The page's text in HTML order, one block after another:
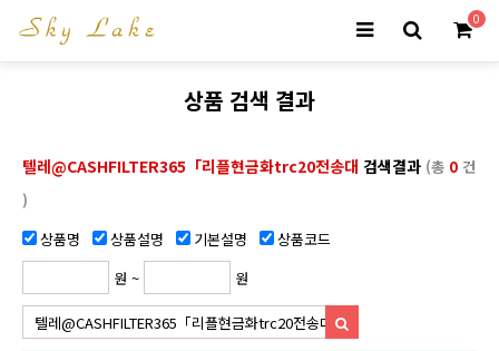
0
상품 검색 결과
텔레@CASHFILTER365「리플현금화trc20전송대 검색결과 (총 0 건
)
상품명
상품설명 기본설명
상품코드
원 ~
원